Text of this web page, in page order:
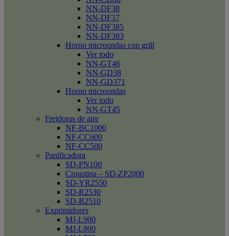
NN-DF38
NN-DF37
NN-DF385
NN-DF383
Horno microondas con grill
Ver todo
NN-GT46
NN-GD38
NN-GD371
Horno microondas
Ver todo
NN-GT45
Freidoras de aire
NF-BC1000
NF-CC600
NF-CC500
Panificadora
SD-PN100
Croustina – SD-ZP2000
SD-YR2550
SD-R2530
SD-B2510
Exprimidores
MJ-L900
MJ-L800